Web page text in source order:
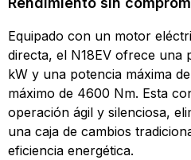
Equipado con un motor
directa, el N18EV ofrece una
kW y una potencia máxima
máximo de 4600 Nm. Esta
operación ágil y silenciosa,
una caja de cambios
eficiencia energética.